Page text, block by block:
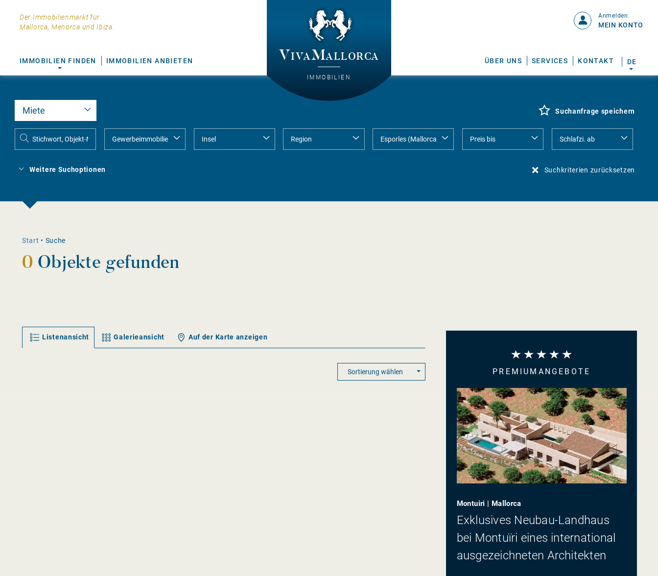
Der Immobilienmarkt für
Mallorca, Menorca und Ibiza.
VivaMallorca
IMMOBILIEN
IMMOBILIEN FINDEN IMMOBILIEN ANBIETEN ÜBER UNS SERVICES KONTAKT
Anmelden
MEIN KONTO
DE
Weitere Suchoptionen
Suchanfrage speichern
Suchkriterien zurücksetzen
Start • Suche
0 Objekte gefunden
Listenansicht Galerieansicht Auf der Karte anzeigen
PREMIUMANGEBOTE
Montuiri | Mallorca
Exklusives Neubau-Landhaus
bei Montuïri eines international
ausgezeichneten Architekten